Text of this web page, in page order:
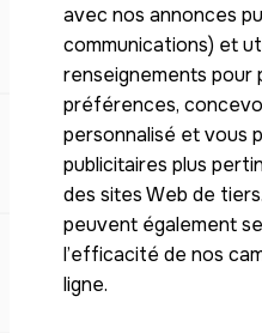
avec nos annonces
communications) et
renseignements pour
préférences,
personnalisé et vous
publicitaires plus
des sites Web de
peuvent également
l’efficacité de nos
ligne.